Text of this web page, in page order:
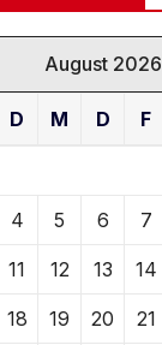
August 2026
D M D F
4 5 6 7
11 12 13 14
18 19 20 21